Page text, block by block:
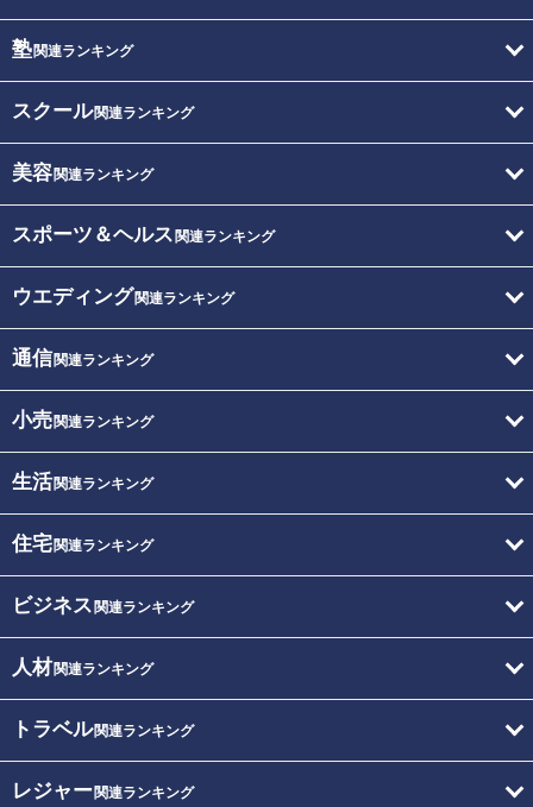
塾関連ランキング
スクール関連ランキング
美容関連ランキング
スポーツ＆ヘルス 関連ランキング
ウエディング関連ランキング
通信関連ランキング
小売関連ランキング
生活関連ランキング
住宅関連ランキング
ビジネス 関連ランキング
人材関連ランキング
トラベル関連ランキング
レジャー関連ランキング